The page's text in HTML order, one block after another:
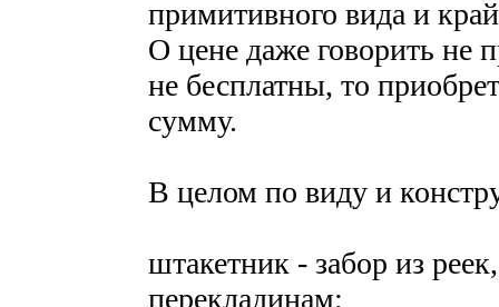
примитивного вида и
О цене даже говорить не
не бесплатны, то
сумму.
В целом по виду и
штакетник - забор из
перекладинам;